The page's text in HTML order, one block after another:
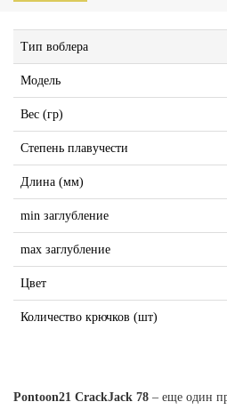
Тип воблера
Модель
Вес (гр)
Степень плавучести
Длина (мм)
min заглубление
max заглубление
Цвет
Количество крючков (шт)
Pontoon21 CrackJack 78 – еще один